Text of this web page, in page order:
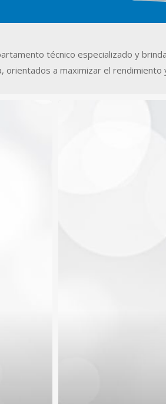
técnico especializado y
orientados a maximizar el rendimiento